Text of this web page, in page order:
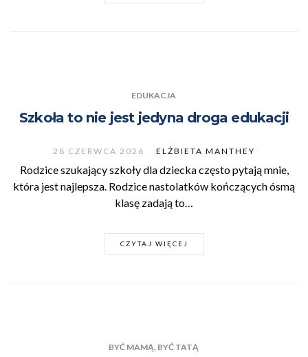
EDUKACJA
Szkoła to nie jest jedyna droga edukacji
28 CZERWCA 2026 ELŻBIETA MANTHEY
Rodzice szukający szkoły dla dziecka często pytają mnie,
która jest najlepsza. Rodzice nastolatków kończących ósmą
klasę zadają to…
CZYTAJ WIĘCEJ
BYĆ MAMĄ, BYĆ TATĄ